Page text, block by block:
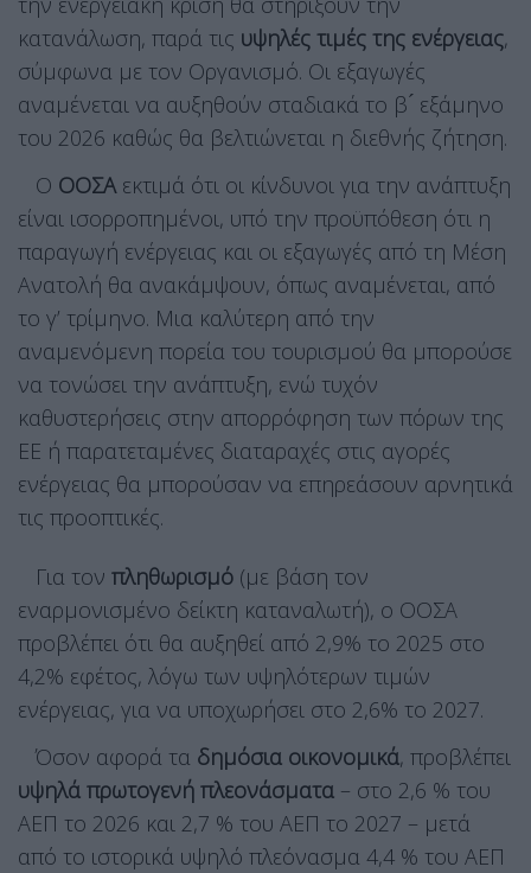
κατανάλωση, παρά τις υψηλές τιμές της ενέργειας,
σύμφωνα με τον Οργανισμό. Οι εξαγωγές
αναμένεται να αυξηθούν σταδιακά το β ́ εξάμηνο
του 2026 καθώς θα βελτιώνεται η διεθνής ζήτηση.
Ο ΟΟΣΑεκτιμά ότι οι κίνδυνοι για την ανάπτυξη
είναι ισορροπημένοι, υπό την προϋπόθεση ότι η
παραγωγή ενέργειας και οι εξαγωγές από τη Μέση
Ανατολή θα ανακάμψουν, όπως αναμένεται, από
το γ’ τρίμηνο. Μια καλύτερη από την
αναμενόμενη πορεία του τουρισμού θα μπορούσε
να τονώσει την ανάπτυξη, ενώ τυχόν
καθυστερήσεις στην απορρόφηση των πόρων της
ΕΕ ή παρατεταμένες διαταραχές στις αγορές
ενέργειας θα μπορούσαν να επηρεάσουν αρνητικά
τις προοπτικές.
Για τον πληθωρισμό (με βάση τον
εναρμονισμένο δείκτη καταναλωτή), ο ΟΟΣΑ
προβλέπει ότι θα αυξηθεί από 2,9% το 2025 στο
4,2% εφέτος, λόγω των υψηλότερων τιμών
ενέργειας, για να υποχωρήσει στο 2,6% το 2027.
Όσον αφορά τα δημόσια οικονομικά, προβλέπει
υψηλά πρωτογενή πλεονάσματα – στο 2,6 % του
ΑΕΠ το 2026 και 2,7 % του ΑΕΠ το 2027 – μετά
από το ιστορικά υψηλό πλεόνασμα 4,4 % του ΑΕΠ